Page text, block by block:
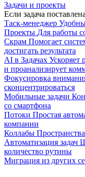
Задачи и проекты
Если задача
Таск-менеджер
Проекты Для работы
Скрам Помогает
достигать результата
AI в Задачах Ускоряет
и проанализирует
Фокусировка
сконцентрироваться
Мобильные задачи
со смартфона
Потоки Простая
компании
Коллабы
Автоматизация задач
количество рутины
Миграция из других